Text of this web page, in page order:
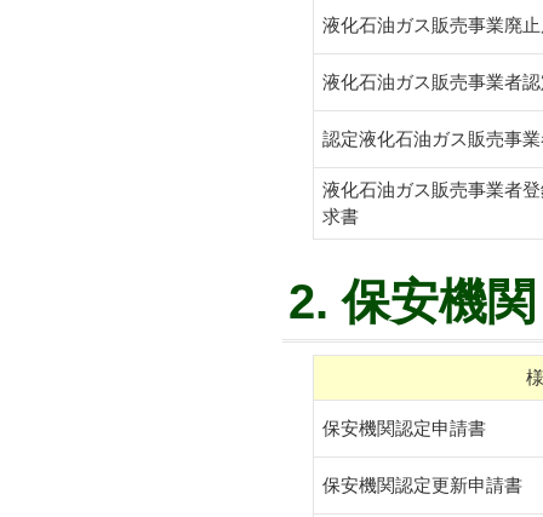
液化石油ガス販売事業廃
液化石油ガス販売事業者
認定液化石油ガス販売事
液化石油ガス販売事業者
求書
2. 保安機関
保安機関認定申請書
保安機関認定更新申請書